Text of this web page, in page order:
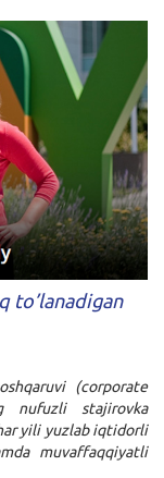
to’lanadigan
(corporate
nufuzli stajirovka
yili yuzlab iqtidorli
muvaffaqqiyatli